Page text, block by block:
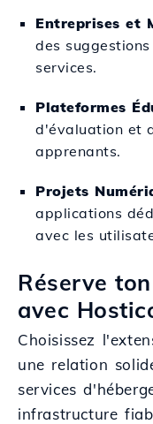
Entreprises et
des
services.
Plateformes
d'évaluation et
apprenants.
Projets
applications
avec les
Réserve
avec
Choisissez
une relation
services
infrastructure